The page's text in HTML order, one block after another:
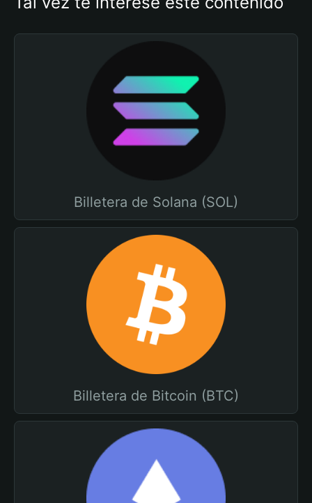
Billetera de Solana (SOL)
Billetera de Bitcoin (BTC)